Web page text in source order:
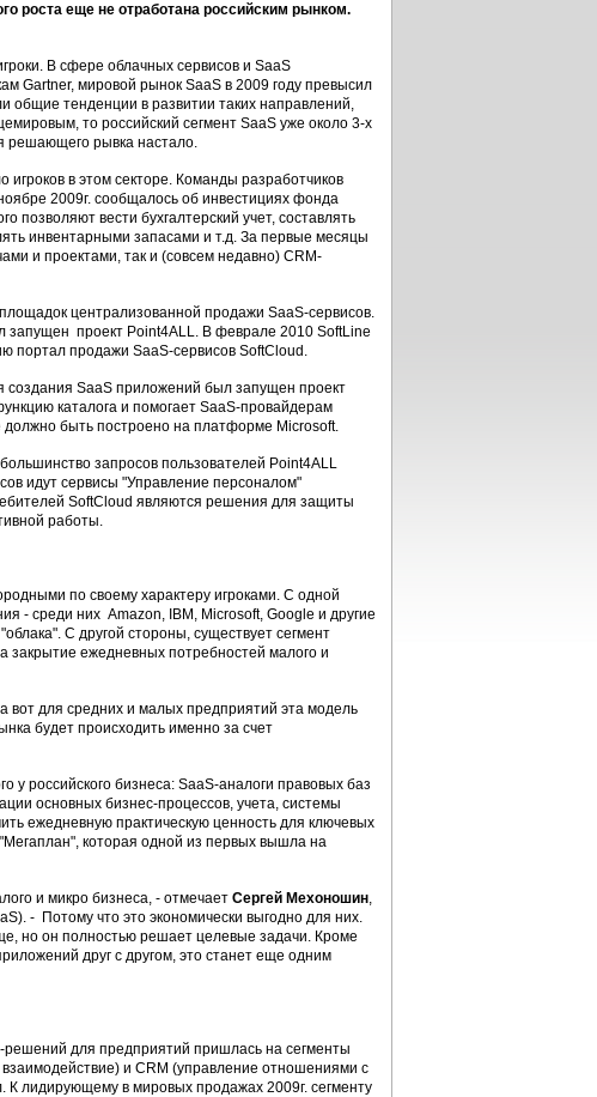
роста еще не отработана российским рынком.
В сфере облачных сервисов и SaaS
Gartner, мировой рынок SaaS в 2009 году превысил
общие тенденции в развитии таких направлений,
то российский сегмент SaaS уже около 3-х
решающего рывка настало.
игроков в этом секторе. Команды разработчиков
2009г. сообщалось об инвестициях фонда
позволяют вести бухгалтерский учет, составлять
инвентарными запасами и т.д. За первые месяцы
и проектами, так и (совсем недавно) CRM-
централизованной продажи SaaS-сервисов.
запущен проект Point4ALL. В феврале 2010 SoftLine
портал продажи SaaS-сервисов SoftCloud.
создания SaaS приложений был запущен проект
каталога и помогает SaaS-провайдерам
должно быть построено на платформе Microsoft.
запросов пользователей Point4ALL
идут сервисы "Управление персоналом"
SoftСloud являются решения для защиты
работы.
по своему характеру игроками. С одной
- среди них Amazon, IBM, Microsoft, Google и другие
С другой стороны, существует сегмент
ежедневных потребностей малого и
вот для средних и малых предприятий эта модель
будет происходить именно за счет
российского бизнеса: SaaS-аналоги правовых баз
основных бизнес-процессов, учета, системы
ежедневную практическую ценность для ключевых
которая одной из первых вышла на
и микро бизнеса, - отмечает Сергей Мехоношин,
- Потому что это экономически выгодно для них.
но он полностью решает целевые задачи. Кроме
друг с другом, это станет еще одним
решений для предприятий пришлась на сегменты
и CRM (управление отношениями с
К лидирующему в мировых продажах 2009г. сегменту